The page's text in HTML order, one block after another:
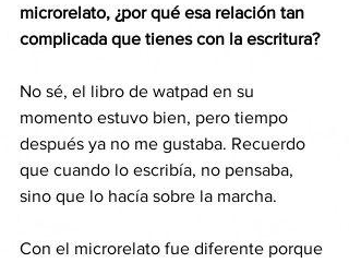
microrelato, ¿por qué esa relación tan
complicada que tienes con la escritura?
No sé, el libro de watpad en su
momento estuvo bien, pero tiempo
después ya no me gustaba. Recuerdo
que cuando lo escribía, no pensaba,
sino que lo hacía sobre la marcha.
Con el microrelato fue diferente porque